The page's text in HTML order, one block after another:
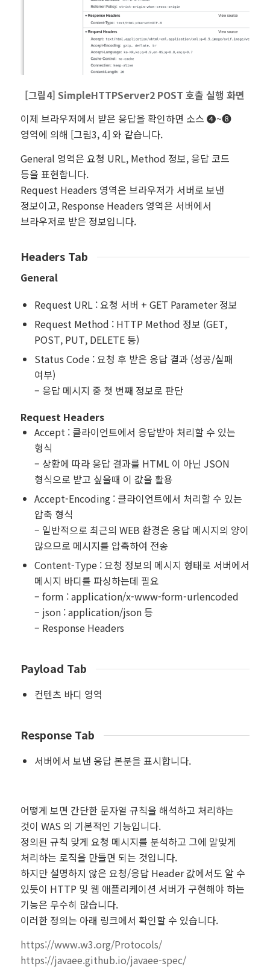
[그림4] SimpleHTTPServer2 POST 호출 실행 화면
이제 브라우저에서 받은 응답을 확인하면 소스 ❹~❽
영역에 의해 [그림3, 4] 와 같습니다.
General 영역은 요청 URL, Method 정보, 응답 코드
등을 표현합니다.
Request Headers 영역은 브라우저가 서버로 보낸
정보이고, Response Headers 영역은 서버에서
브라우저로 받은 정보입니다.
Headers Tab
General
Request URL : 요청 서버 + GET Parameter 정보
Request Method : HTTP Method 정보 (GET,
POST, PUT, DELETE 등)
Status Code : 요청 후 받은 응답 결과 (성공/실패
여부)
– 응답 메시지 중 첫 번째 정보로 판단
Request Headers
Accept : 클라이언트에서 응답받아 처리할 수 있는
형식
– 상황에 따라 응답 결과를 HTML 이 아닌 JSON
형식으로 받고 싶을때 이 값을 활용
Accept-Encoding : 클라이언트에서 처리할 수 있는
압축 형식
– 일반적으로 최근의 WEB 환경은 응답 메시지의 양이
많으므로 메시지를 압축하여 전송
Content-Type : 요청 정보의 메시지 형태로 서버에서
메시지 바디를 파싱하는데 필요
– form : application/x-www-form-urlencoded
– json : application/json 등
– Response Headers
Payload Tab
컨텐츠 바디 영역
Response Tab
서버에서 보낸 응답 본분을 표시합니다.
어떻게 보면 간단한 문자열 규칙을 해석하고 처리하는
것이 WAS 의 기본적인 기능입니다.
정의된 규칙 맞게 요청 메시지를 분석하고 그에 알맞게
처리하는 로직을 만들면 되는 것입니다.
하지만 설명하지 않은 요청/응답 Header 값에서도 알 수
있듯이 HTTP 및 웹 애플리케이션 서버가 구현해야 하는
기능은 무수히 많습니다.
이러한 정의는 아래 링크에서 확인할 수 있습니다.
https://www.w3.org/Protocols/
https://javaee.github.io/javaee-spec/